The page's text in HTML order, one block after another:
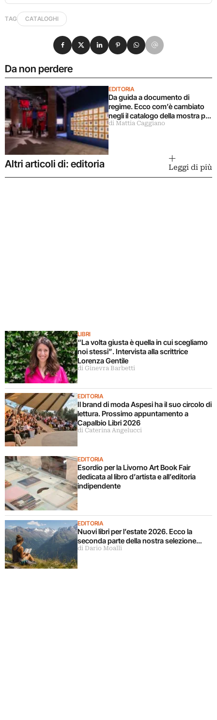
TAG CATALOGHI
Da non perdere
EDITORIA
Da guida a documento di
regime. Ecco com’è cambiato
negli il catalogo della mostra più
importante del mondo
di Mattia Caggiano
Condividi su Facebook
Condividi su X
Condividi su LinkedIn
Condividi su Pinterest
Condividi su WhatsApp
Condividi su Email
Altri articoli di: editoria Leggi di più
LIBRI
“La volta giusta è quella in cui scegliamo
noi stessi”. Intervista alla scrittrice
Lorenza Gentile
di Ginevra Barbetti
EDITORIA
Il brand di moda Aspesi ha il suo circolo di
lettura. Prossimo appuntamento a
Capalbio Libri 2026
di Caterina Angelucci
EDITORIA
Esordio per la Livorno Art Book Fair
dedicata al libro d’artista e all’editoria
indipendente
EDITORIA
Nuovi libri per l’estate 2026. Ecco la
seconda parte della nostra selezione…
di Dario Moalli